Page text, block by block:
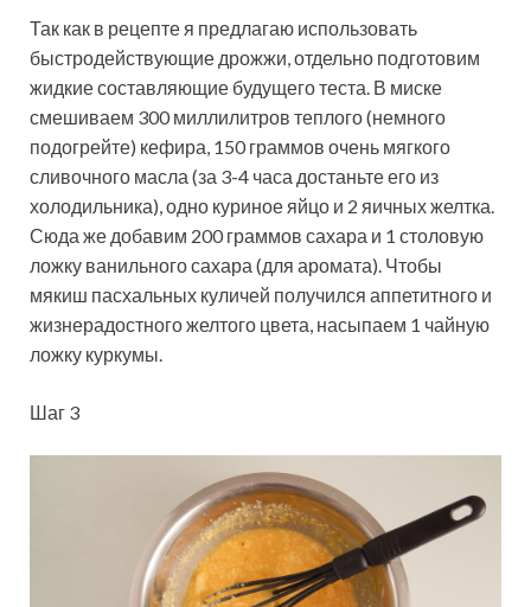
Так как в рецепте я предлагаю использовать
быстродействующие дрожжи, отдельно подготовим
жидкие составляющие будущего теста. В миске
смешиваем 300 миллилитров теплого (немного
подогрейте) кефира, 150 граммов очень мягкого
сливочного масла (за 3-4 часа достаньте его из
холодильника), одно куриное яйцо и 2 яичных желтка.
Сюда же добавим 200 граммов сахара и 1 столовую
ложку ванильного сахара (для аромата). Чтобы
мякиш пасхальных куличей получился аппетитного и
жизнерадостного желтого цвета, насыпаем 1 чайную
ложку куркумы.
Шаг 3